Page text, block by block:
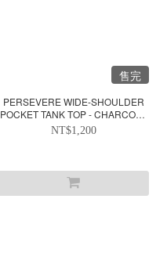
售完
PERSEVERE WIDE-SHOULDER
POCKET TANK TOP - CHARCOAL
GRAY
NT$1,200